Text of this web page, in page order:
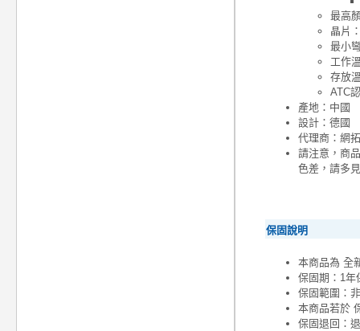
最高
晶片
最小
工作
存放
ATC
產地：中國
設計：德國
代理商：網
請注意，商
色差，請多
保固說明
本商品為 全
保固期：1年
保固範圍：
本商品若於
保固退回：